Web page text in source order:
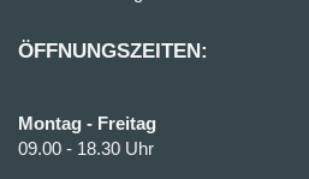
ÖFFNUNGSZEITEN:
Montag - Freitag
09.00 - 18.30 Uhr